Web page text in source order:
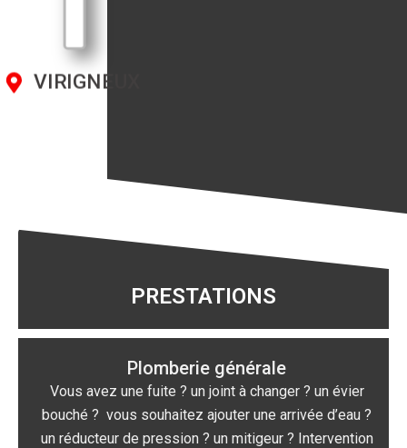
VIRIGNEUX
PRESTATIONS
Plomberie générale
Vous avez une fuite ? un joint à changer ? un évier
bouché ? vous souhaitez ajouter une arrivée d’eau ?
un réducteur de pression ? un mitigeur ? Intervention